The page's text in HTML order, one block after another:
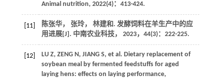
Animal nutrition, 2022(4)：413-424.
[11]
陈张华， 张玲， 林建和. 发酵饲料在羊生产中的应
用进展[J]. 中南农业科技， 2023， 44(3)：222-225.
[12] LU Z, ZENG N, JIANG S, et al. Dietary replacement of
soybean meal by fermented feedstuffs for aged
laying hens: effects on laying performance,